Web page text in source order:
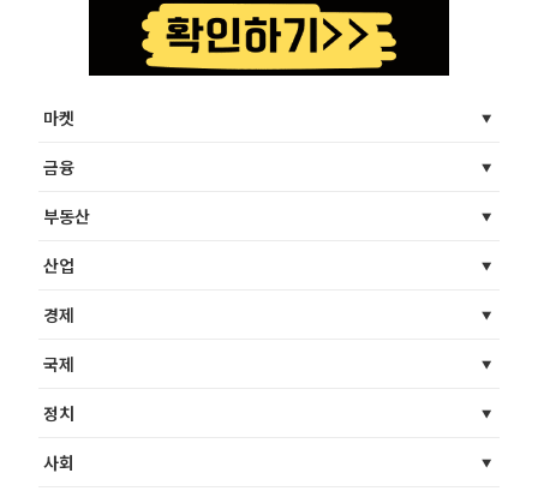
마켓
금융
부동산
산업
경제
국제
정치
사회